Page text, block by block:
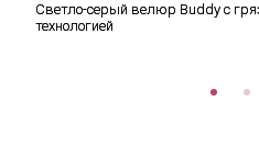
Светло-серый велюр Buddy с
технологией